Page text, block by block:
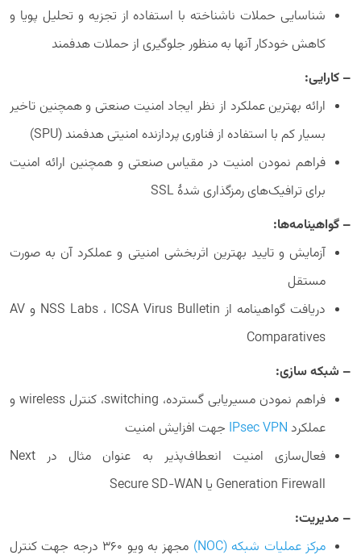
شناسایی حملات ناشناخته با استفاده از تجزیه و تحلیل پویا و
کاهش خودکار آنها به منظور جلوگیری از حملات هدفمند
– کارایی:
ارائه بهترین عملکرد از نظر ایجاد امنیت صنعتی و همچنین تاخیر
بسیار کم با استفاده از فناوری پردازنده امنیتی هدفمند (SPU)
فراهم نمودن امنیت در مقیاس صنعتی و همچنین ارائه امنیت
برای ترافیک‌های رمزگذاری شدۀ SSL
– گواهینامه‌ها:
آزمایش و تایید بهترین اثربخشی امنیتی و عملکرد آن به صورت
مستقل
دریافت گواهینامه از NSS Labs ، ICSA Virus Bulletin و AV
Comparatives
– شبکه سازی:
فراهم نمودن مسیریابی گسترده، switching، کنترل wireless و
عملکرد IPsec VPN جهت افزایش امنیت
فعال‌سازی امنیت انعطاف‌پذیر به عنوان مثال در Next
Generation Firewall یا Secure SD-WAN
– مدیریت:
مرکز عملیات شبکه (NOC)
مجهز به ویو ۳۶۰ درجه جهت کنترل